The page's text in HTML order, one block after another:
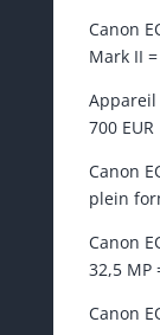
Canon
Mark II
Appareil
700 EUR
Canon
plein
Canon
32,5 MP
Canon